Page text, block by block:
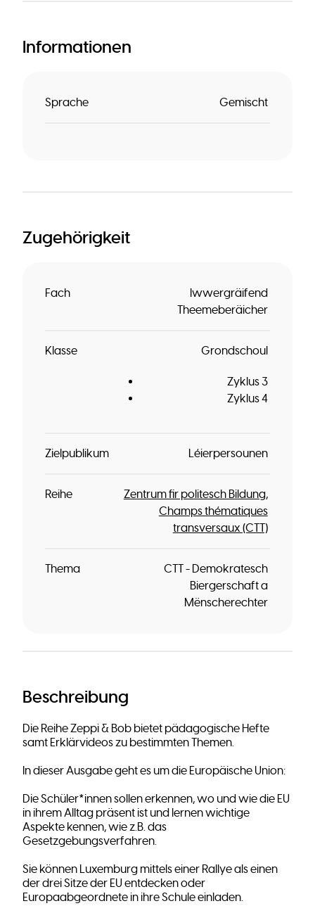
Informationen
Sprache Gemischt
Zugehörigkeit
Fach
Iwwergräifend
Theemeberäicher
Klasse Grondschoul
Zyklus 3
Zyklus 4
Zielpublikum Léierpersounen
Reihe
Zentrum fir politesch Bildung
Champs thématiques
transversaux (CTT)
Thema
CTT - Demokratesch
Biergerschaft a
Mënscherechter
Beschreibung
Die Reihe Zeppi & Bob bietet pädagogische Hefte
samt Erklärvideos zu bestimmten Themen.
In dieser Ausgabe geht es um die Europäische Union:
Die Schüler*innen sollen erkennen, wo und wie die EU
in ihrem Alltag präsent ist und lernen wichtige
Aspekte kennen, wie z.B. das
Gesetzgebungsverfahren.
Sie können Luxemburg mittels einer Rallye als einen
der drei Sitze der EU entdecken oder
Europaabgeordnete in ihre Schule einladen.